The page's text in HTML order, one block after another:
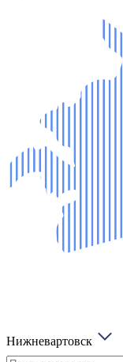
Нижневартовск